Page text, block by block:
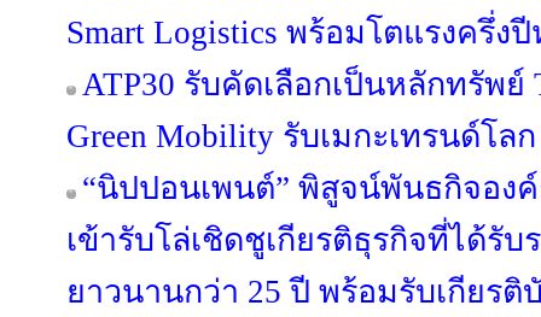
Smart Logistics พร้อมโตแรงครึ่งปี
ATP30 รับคัดเลือกเป็นหลักทรัพย์
Green Mobility รับเมกะเทรนด์โลก
“นิปปอนเพนต์” พิสูจน์พันธกิจอง
เข้ารับโล่เชิดชูเกียรติธุรกิจที่ได้รับ
ยาวนานกว่า 25 ปี พร้อมรับเกียรติ